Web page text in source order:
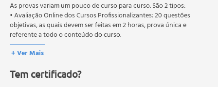
As provas variam um pouco de curso para curso. São 2 tipos:
• Avaliação Online dos Cursos Profissionalizantes: 20 questões
objetivas, as quais devem ser feitas em 2 horas, prova única e
referente a todo o conteúdo do curso.
• Avaliação Online dos Cursos Livres: 10 questões objetivas, as quais
devem ser feitas em 1 hora, prova única e referente a todo o
Os estudos, atividades e avaliações devem ser feitos dentro do
+ Ver Mais
Tem certificado?